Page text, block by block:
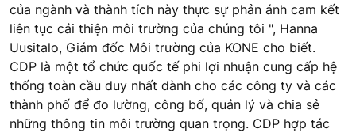
của ngành và thành tích này thực sự phản ánh cam kết
liên tục cải thiện môi trường của chúng tôi ", Hanna
Uusitalo, Giám đốc Môi trường của KONE cho biết.
CDP là một tổ chức quốc tế phi lợi nhuận cung cấp hệ
thống toàn cầu duy nhất dành cho các công ty và các
thành phố để đo lường, công bố, quản lý và chia sẻ
những thông tin môi trường quan trọng. CDP hợp tác